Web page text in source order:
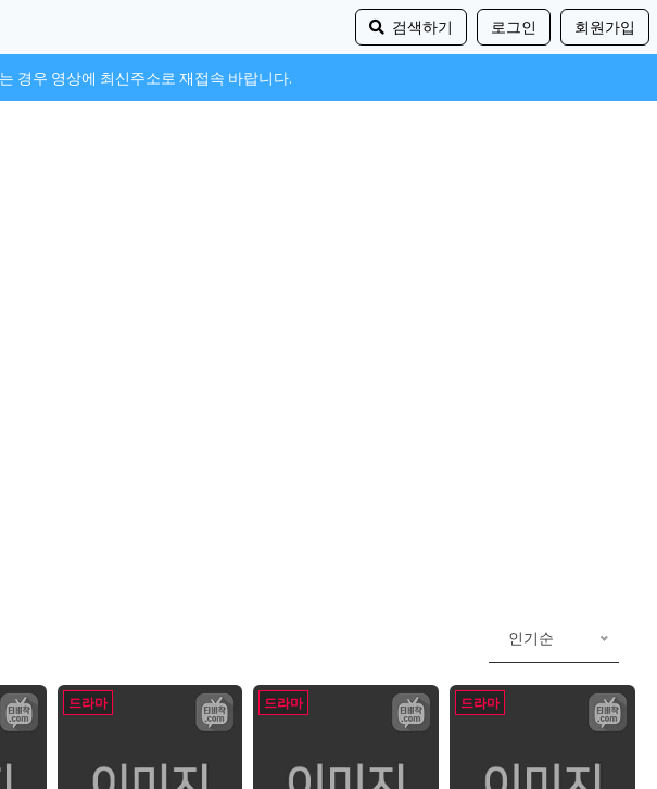
검색하기 로그인 회원가입
경우 영상에 최신주소로 재접속 바랍니다.
인기순
드라마 드라마 드라마